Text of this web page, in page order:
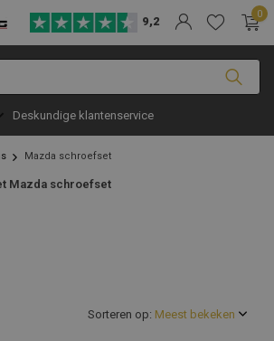
9,2
0
klantenservice
Mazda schroefset
Mazda schroefset
Sorteren op: